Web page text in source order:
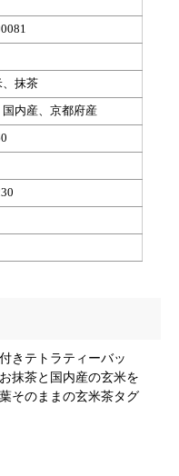
、抹茶
内産、京都府産
きテトラティーバッ
抹茶と国内産の玄米を
そのままの玄米茶タグ